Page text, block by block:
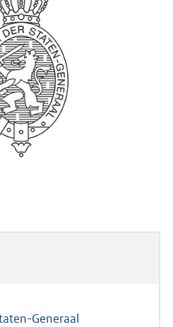
Generaal